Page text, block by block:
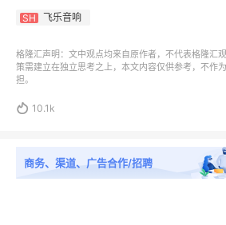
SH 飞乐音响
格隆汇声明：文中观点均来自原作者，不代表格隆汇
策需建立在独立思考之上，本文内容仅供参考，不作
担。
 10.1k
商务、渠道、广告合作/招聘